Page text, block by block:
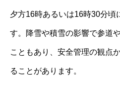
夕方16時あるいは16時30分頃
す。降雪や積雪の影響で参道
こともあり、安全管理の観点
ることがあります。